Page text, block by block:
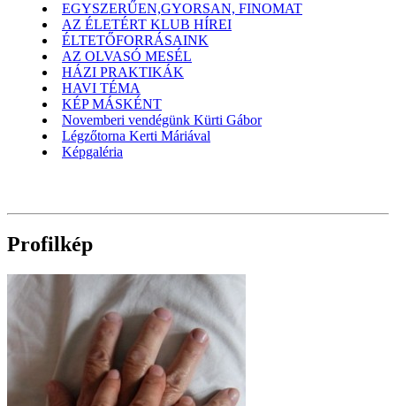
EGYSZERŰEN,GYORSAN, FINOMAT
AZ ÉLETÉRT KLUB HÍREI
ÉLTETŐFORRÁSAINK
AZ OLVASÓ MESÉL
HÁZI PRAKTIKÁK
HAVI TÉMA
KÉP MÁSKÉNT
Novemberi vendégünk Kürti Gábor
Légzőtorna Kerti Máriával
Képgaléria
Profilkép